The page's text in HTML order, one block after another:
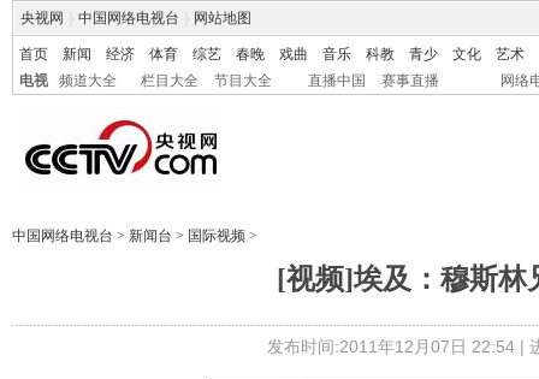
央视网 中国网络电视台 网站地图
首页 新闻 经济 体育 综艺 春晚 戏曲 音乐 科教 青少 文化
艺术
电视
频道大全 栏目大全 节目大全 直播中国 赛事直播 网络
中国网络电视台 > 新闻台 > 国际视频 >
[视频]埃及：穆斯林
发布时间:2011年12月07日 22:54 |